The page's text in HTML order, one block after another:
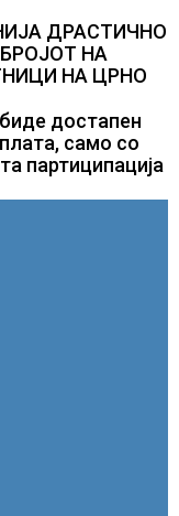
ДРАСТИЧНО
НА
НА ЦРНО
достапен
само со
партиципација